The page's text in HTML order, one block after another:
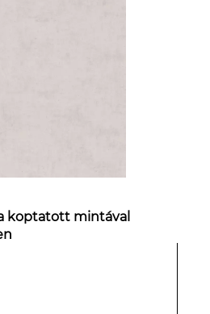
koptatott mintával